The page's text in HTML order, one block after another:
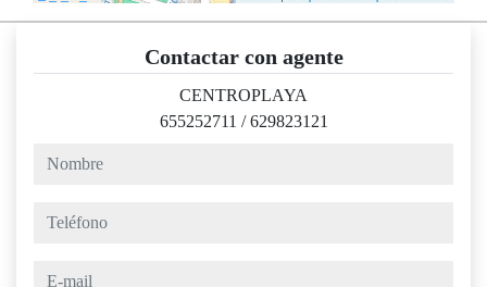
Contactar con agente
CENTROPLAYA
655252711 /629823121
nombre
teléfono
e-mail